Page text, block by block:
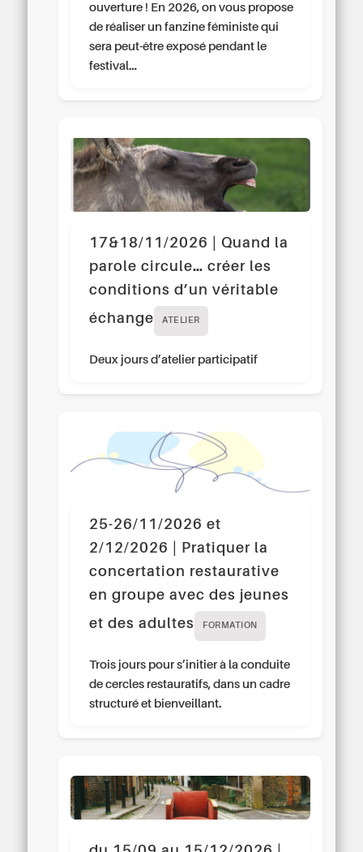
ouverture ! En 2026, on vous propose
de réaliser un fanzine féministe qui
sera peut-être exposé pendant le
festival…
17&18/11/2026 | Quand la
parole circule… créer les
conditions d’un véritable
échange
ATELIER
Deux jours d’atelier participatif
25-26/11/2026 et
2/12/2026 | Pratiquer la
concertation restaurative
en groupe avec des jeunes
et des adultes
FORMATION
Trois jours pour s’initier à la conduite
de cercles restauratifs, dans un cadre
structuré et bienveillant.